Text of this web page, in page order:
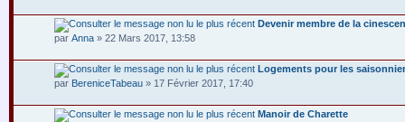
Devenir membre de la
par Anna » 22 Mars 2017, 13:58
Logements pour les
par BereniceTabeau » 17 Février 2017, 17:40
Manoir de Charette